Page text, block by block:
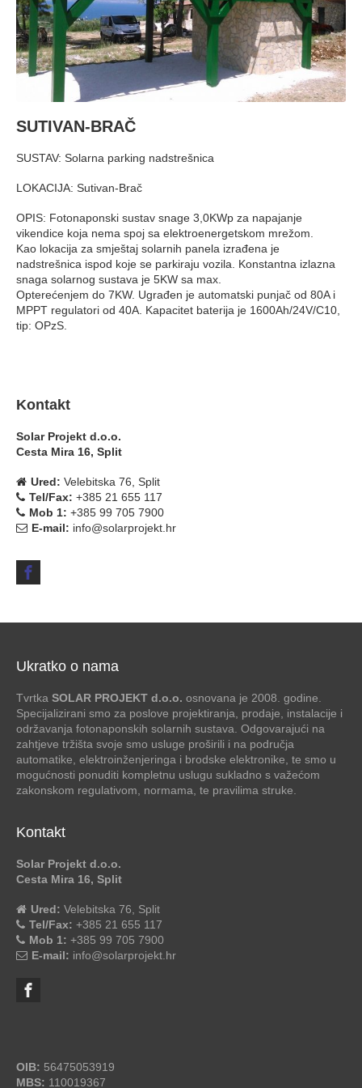
SUTIVAN-BRAČ
SUSTAV: Solarna parking nadstrešnica
LOKACIJA: Sutivan-Brač
OPIS: Fotonaponski sustav snage 3,0KWp za napajanje
vikendice koja nema spoj sa elektroenergetskom mrežom.
Kao lokacija za smještaj solarnih panela izrađena je
nadstrešnica ispod koje se parkiraju vozila. Konstantna izlazna
snaga solarnog sustava je 5KW sa max.
Opterećenjem do 7KW. Ugrađen je automatski punjač od 80A i
MPPT regulatori od 40A. Kapacitet baterija je 1600Ah/24V/C10,
tip: OPzS.
Kontakt
Solar Projekt d.o.o.
Cesta Mira 16, Split
Ured: Velebitska 76, Split
Tel/Fax: +385 21 655 117
Mob 1: +385 99 705 7900
E-mail: info@solarprojekt.hr
Ukratko o nama
Tvrtka SOLAR PROJEKT d.o.o. osnovana je 2008. godine.
Specijalizirani smo za poslove projektiranja, prodaje, instalacije i
održavanja fotonaponskih solarnih sustava. Odgovarajući na
zahtjeve tržišta svoje smo usluge proširili i na područja
automatike, elektroinženjeringa i brodske elektronike, te smo u
mogućnosti ponuditi kompletnu uslugu sukladno s važećom
zakonskom regulativom, normama, te pravilima struke.
Kontakt
Solar Projekt d.o.o.
Cesta Mira 16, Split
Ured: Velebitska 76, Split
Tel/Fax: +385 21 655 117
Mob 1: +385 99 705 7900
E-mail: info@solarprojekt.hr
OIB: 56475053919
MBS: 110019367